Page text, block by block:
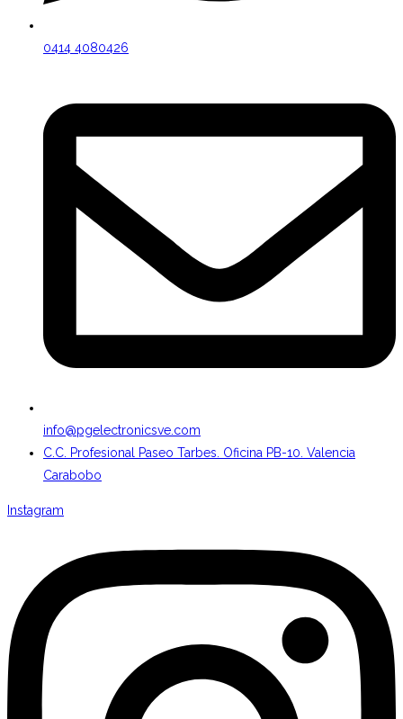
0414 4080426
info@pgelectronicsve.com
C.C. Profesional Paseo Tarbes. Oficina PB-10. Valencia
Carabobo
Instagram